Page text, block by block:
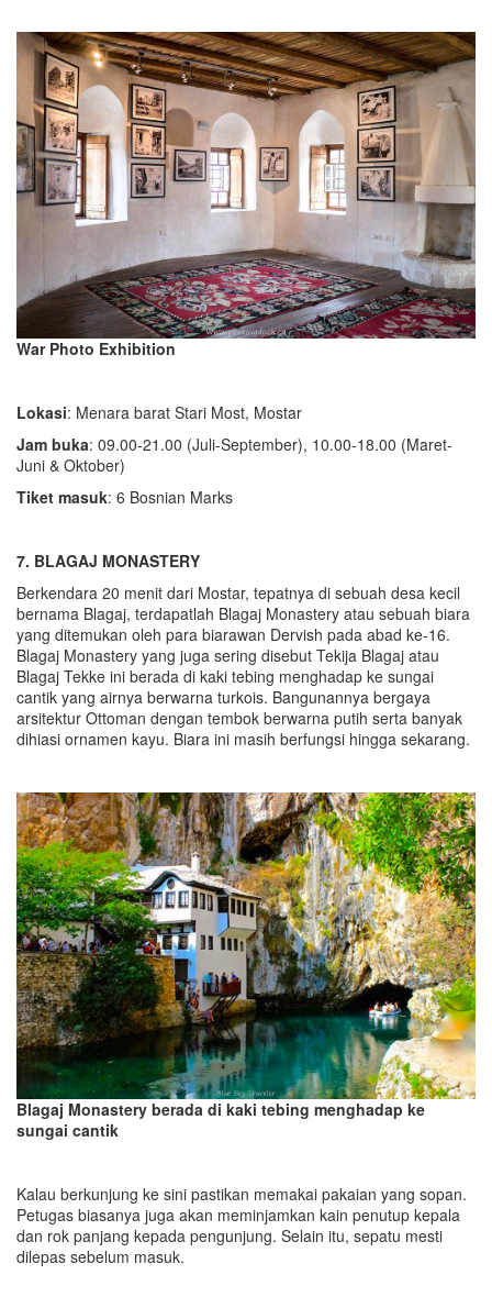
War Photo Exhibition
Lokasi: Menara barat Stari Most, Mostar
Jam buka: 09.00-21.00 (Juli-September), 10.00-18.00 (Maret-
Juni & Oktober)
Tiket masuk: 6 Bosnian Marks
7. BLAGAJ MONASTERY
Berkendara 20 menit dari Mostar, tepatnya di sebuah desa kecil
bernama Blagaj, terdapatlah Blagaj Monastery atau sebuah biara
yang ditemukan oleh para biarawan Dervish pada abad ke-16.
Blagaj Monastery yang juga sering disebut Tekija Blagaj atau
Blagaj Tekke ini berada di kaki tebing menghadap ke sungai
cantik yang airnya berwarna turkois. Bangunannya bergaya
arsitektur Ottoman dengan tembok berwarna putih serta banyak
dihiasi ornamen kayu. Biara ini masih berfungsi hingga sekarang.
Blagaj Monastery berada di kaki tebing menghadap ke
sungai cantik
Kalau berkunjung ke sini pastikan memakai pakaian yang sopan.
Petugas biasanya juga akan meminjamkan kain penutup kepala
dan rok panjang kepada pengunjung. Selain itu, sepatu mesti
dilepas sebelum masuk.